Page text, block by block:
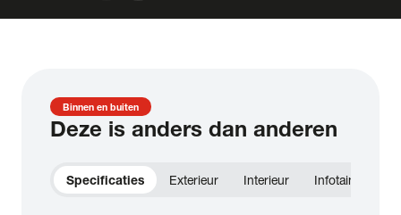
Binnen en buiten
Deze is anders dan anderen
Specificaties Exterieur Interieur Infotainment